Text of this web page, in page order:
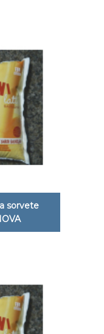
sorvete